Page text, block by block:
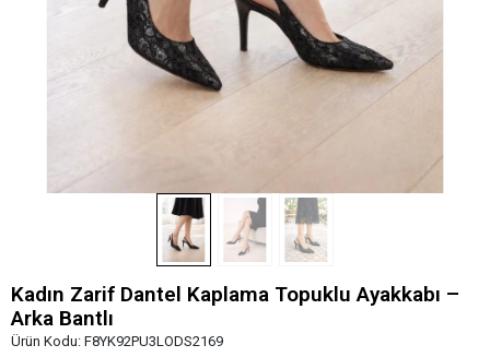
Kadın Zarif Dantel Kaplama Topuklu Ayakkabı –
Arka Bantlı
Ürün Kodu: F8YK92PU3LODS2169